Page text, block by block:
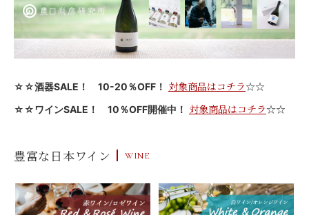
☆☆酒器SALE！ 10-20％OFF！ 対象商品はコチラ☆☆
☆☆ワインSALE！ 10％OFF開催中！ 対象商品はコチラ☆☆
豊富な日本ワイン WINE